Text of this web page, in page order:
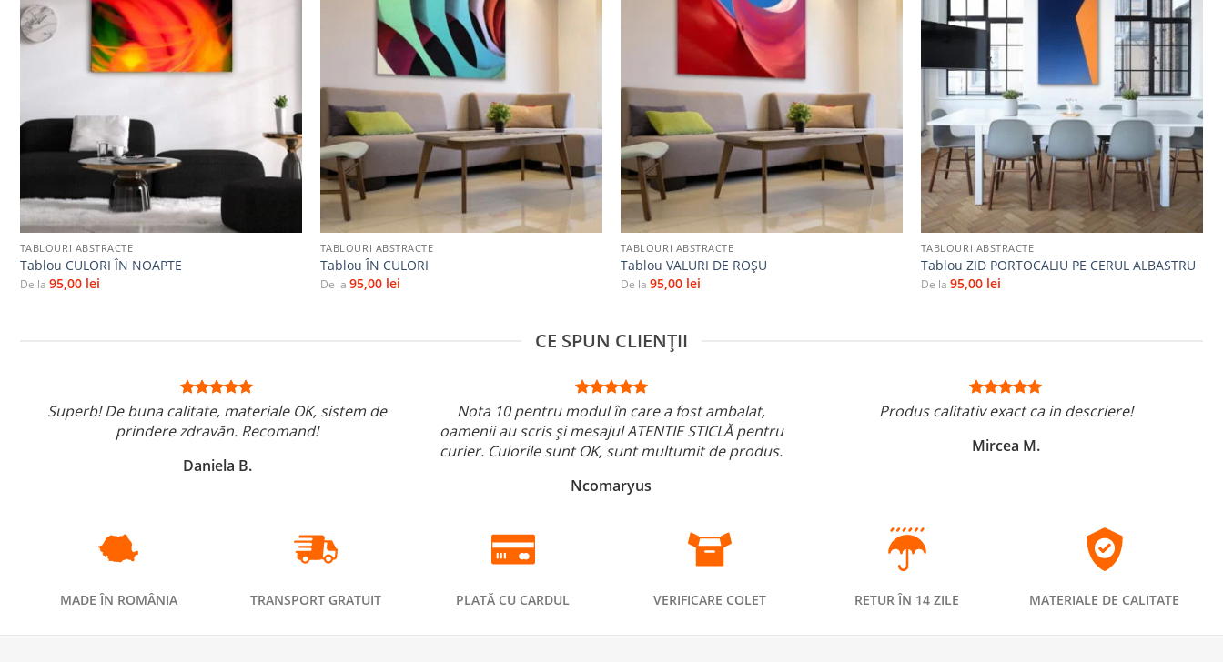
+
TABLOURI ABSTRACTE
Tablou CULORI ÎN NOAPTE
De la 95,00 lei
+
TABLOURI ABSTRACTE
Tablou ÎN CULORI
De la 95,00 lei
+
TABLOURI ABSTRACTE
Tablou VALURI DE ROȘU
De la 95,00 lei
Adaugă
la
favorite
TABLOURI ABSTRACTE
Tablou ZID PORTOCALIU PE CERUL ALBASTRU
De la 95,00 lei
CE SPUN CLIENȚII
Superb! De buna calitate, materiale OK, sistem de
prindere zdravăn. Recomand!
Daniela B.
Nota 10 pentru modul în care a fost ambalat,
oamenii au scris și mesajul ATENTIE STICLĂ pentru
curier. Culorile sunt OK, sunt multumit de produs.
Ncomaryus
Produs calitativ exact ca in descriere!
Mircea M.
MADE ÎN ROMÂNIA TRANSPORT GRATUIT PLATĂ CU CARDUL VERIFICARE COLET RETUR ÎN 14 ZILE MATERIALE DE CALITATE